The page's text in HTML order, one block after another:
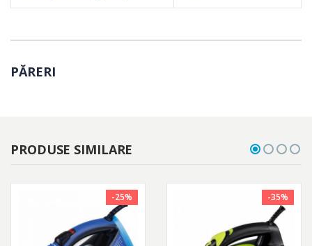
Talpa ceramica rezistenta pentru alunecare usoara
PĂRERI
PRODUSE SIMILARE
-25% -35%